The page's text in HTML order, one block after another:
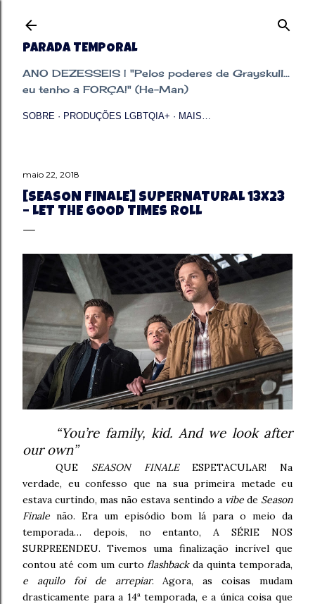
PARADA TEMPORAL
ANO DEZESSEIS | "Pelos poderes de Grayskull...
eu tenho a FORÇA!" (He-Man)
SOBRE PRODUÇÕES LGBTQIA+ MAIS…
maio 22, 2018
[SEASON FINALE] SUPERNATURAL 13X23
– LET THE GOOD TIMES ROLL
“You’re family, kid. And we look after
our own”
QUE SEASON FINALEESPETACULAR! Na
verdade, eu confesso que na sua primeira metade eu
estava curtindo, mas não estava sentindo a vibede Season
Finale não. Era um episódio bom lá para o meio da
temporada… depois, no entanto, A SÉRIE NOS
SURPREENDEU. Tivemos uma finalização incrível que
contou até com um curtoflashbackda quinta temporada,
e aquilo foi de arrepiar. Agora, as coisas mudam
drasticamente para a 14ª temporada, e a única coisa que